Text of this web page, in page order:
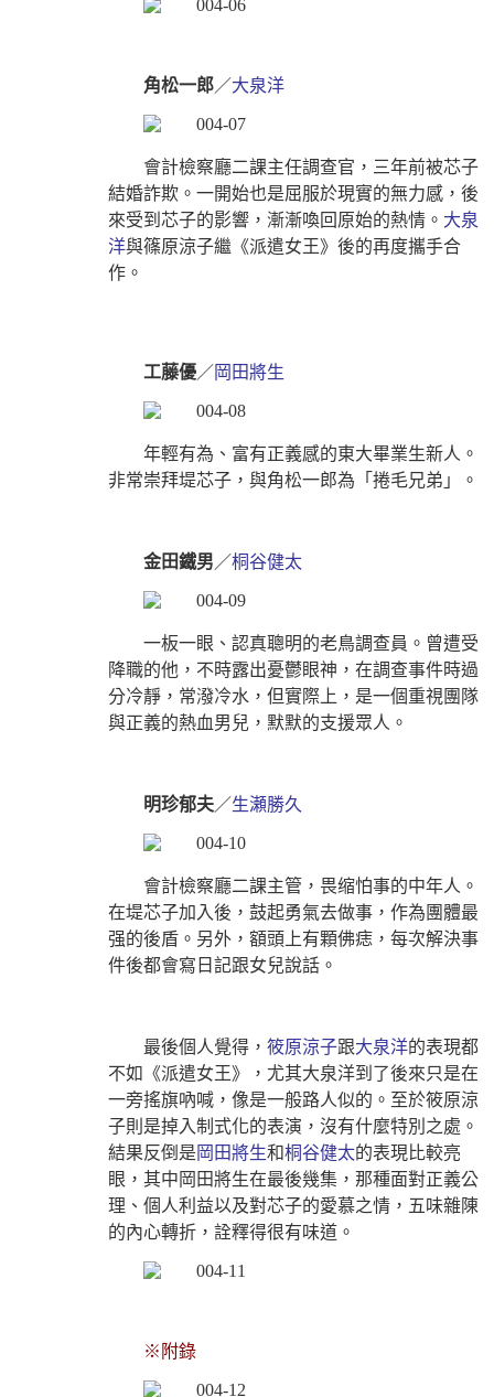
角松一郎／大泉洋
會計檢察廳二課主任調查官，三年前被芯子
結婚詐欺。一開始也是屈服於現實的無力感，後
來受到芯子的影響，漸漸喚回原始的熱情。 大泉
洋與篠原涼子繼《派遣女王》後的再度攜手合
作。
工藤優／ 岡田將生
年輕有為、富有正義感的東大畢業生新人。
非常崇拜堤芯子，與角松一郎為「捲毛兄弟」。
金田鐵男 ／桐谷健太
一板一眼、認真聰明的老鳥調查員。曾遭受
降職的他，不時露出憂鬱眼神，在調查事件時過
分冷靜，常潑冷水，但實際上，是一個重視團隊
與正義的熱血男兒，默默的支援眾人。
明珍郁夫／生瀬勝久
會計檢察廳二課主管，畏缩怕事的中年人。
在堤芯子加入後，鼓起勇氣去做事，作為團體最
强的後盾。另外，額頭上有顆佛痣，每次解決事
件後都會寫日記跟女兒說話。
最後個人覺得， 筱原涼子跟大泉洋的表現都
不如《派遣女王》，尤其大泉洋到了後來只是在
一旁搖旗吶喊，像是一般路人似的。至於筱原涼
子則是掉入制式化的表演，沒有什麼特別之處。
結果反倒是 岡田將生和桐谷健太的表現比較亮
眼，其中岡田將生在最後幾集，那種面對正義公
理、個人利益以及對芯子的愛慕之情，五味雜陳
的內心轉折，詮釋得很有味道。
※附錄